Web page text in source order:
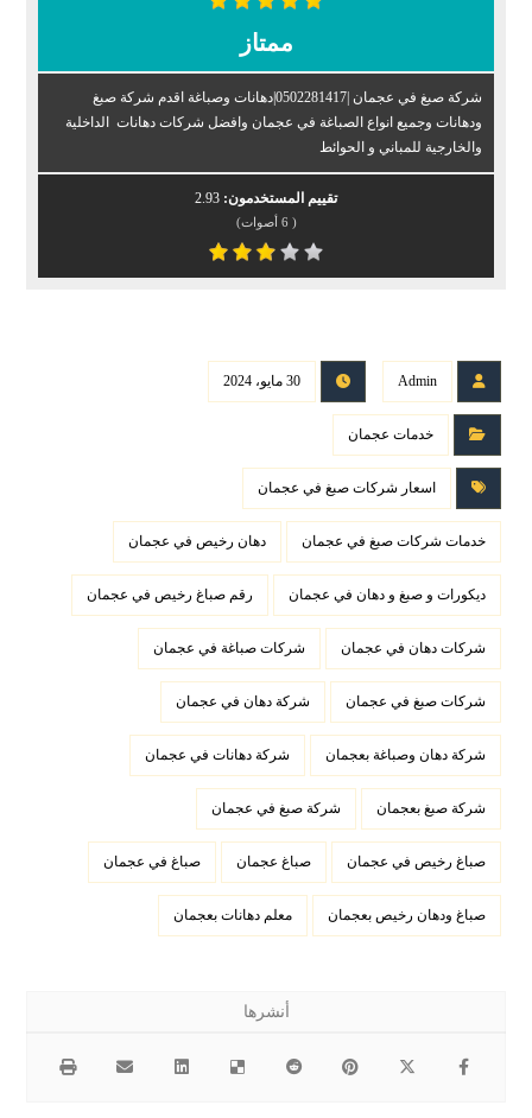
ممتاز
شركة صبغ في عجمان |0502281417|دهانات وصباغة اقدم شركة صبغ
ودهانات وجميع انواع الصباغة في عجمان وافضل شركات دهانات الداخلية
والخارجية للمباني و الحوائط
تقييم المستخدمون: 2.93
(
6 أصوات)
Admin 30 مايو، 2024
خدمات عجمان
اسعار شركات صبغ في عجمان
خدمات شركات صبغ في عجمان دهان رخيص في عجمان
ديكورات و صبغ و دهان في عجمان رقم صباغ رخيص في عجمان
شركات دهان في عجمان شركات صباغة في عجمان
شركات صبغ في عجمان شركة دهان في عجمان
شركة دهان وصباغة بعجمان شركة دهانات في عجمان
شركة صبغ بعجمان شركة صبغ في عجمان
صباغ رخيص في عجمان صباغ عجمان صباغ في عجمان
صباغ ودهان رخيص بعجمان معلم دهانات بعجمان